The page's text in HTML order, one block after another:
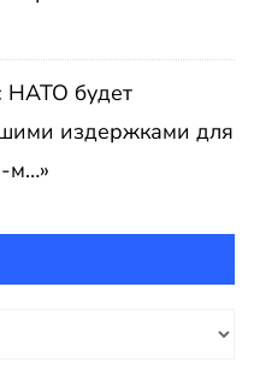
НАТО будет
издержками для
м…»